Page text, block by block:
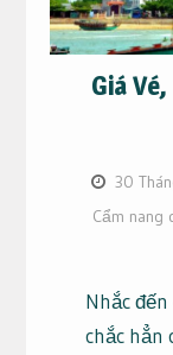
Giá
30
Cẩm nang
Nhắc
chắc hẳn